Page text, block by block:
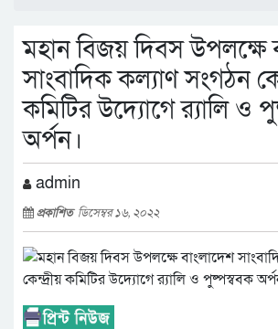
মহান বিজয় দিবস উপলক্ষে
সাংবাদিক কল্যাণ সংগঠন
কমিটির উদ্যোগে র‌্যালি ও
অর্পন।
admin
প্রকাশিত ডিসেম্বর ১৬, ২০২২